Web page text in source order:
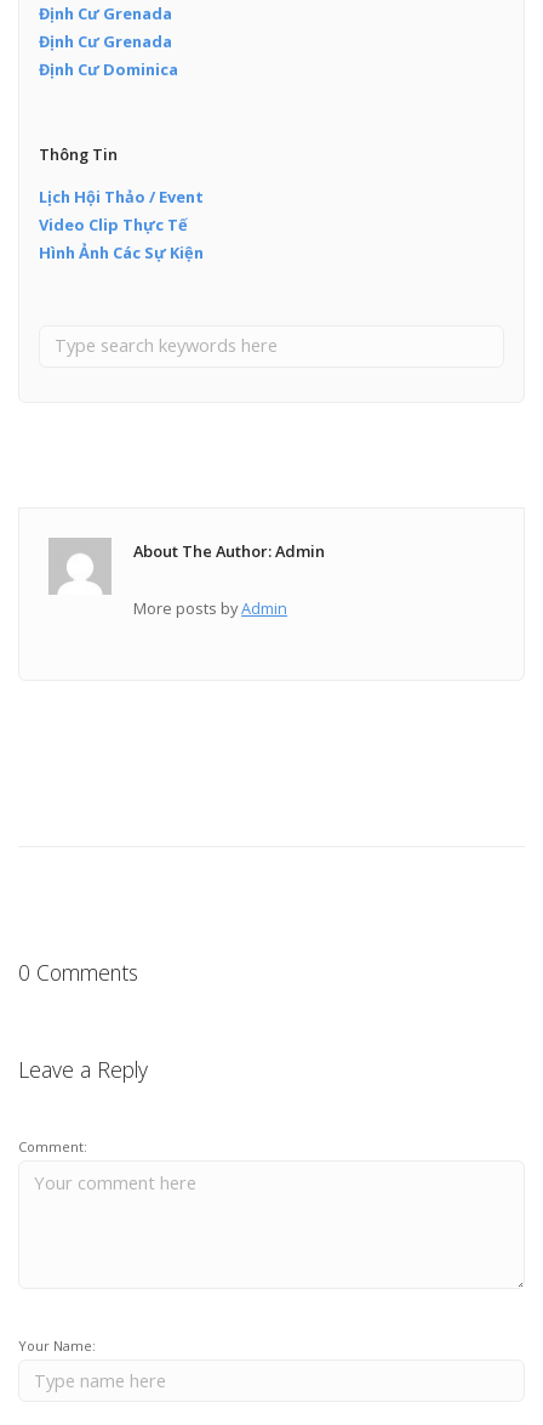
Định Cư Grenada
Định Cư Grenada
Định Cư Dominica
Thông Tin
Lịch Hội Thảo / Event
Video Clip Thực Tế
Hình Ảnh Các Sự Kiện
About The Author: Admin
More posts byAdmin
0 Comments
Leave a Reply
Comment:
Your Name: